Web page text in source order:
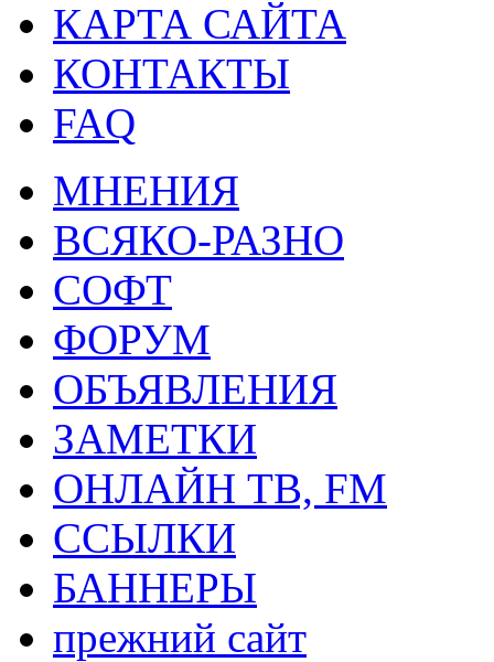
КАРТА САЙТА
КОНТАКТЫ
FAQ
МНЕНИЯ
ВСЯКО-РАЗНО
СОФТ
ФОРУМ
ОБЪЯВЛЕНИЯ
ЗАМЕТКИ
ОНЛАЙН ТВ, FM
ССЫЛКИ
БАННЕРЫ
прежний сайт